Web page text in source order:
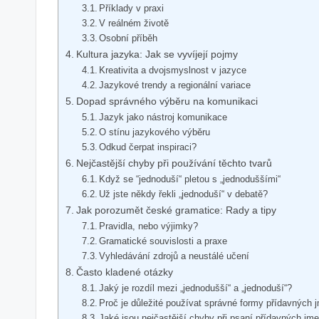
Příklady v praxi
V ⁢reálném ⁣životě
Osobní příběh
Kultura jazyka: Jak se vyvíjejí pojmy
Kreativita a dvojsmyslnost v jazyce
Jazykové trendy a regionální variace
Dopad správného⁢ výběru ⁢na komunikaci
Jazyk jako nástroj⁢ komunikace
O stínu⁣ jazykového výběru
Odkud čerpat inspiraci?
Nejčastější chyby při používání těchto ⁢tvarů
Když⁣ se ⁤“jednoduší“ ​pletou s „jednoduššími“
Už‌ jste někdy řekli „jednoduší“ v debatě?
Jak porozumět české gramatice: Rady a tipy
Pravidla, nebo výjimky?
Gramatické souvislosti ​a praxe
Vyhledávání zdrojů a neustálé učení
Často kladené otázky
Jaký je rozdíl mezi „jednodušší“ a „jednoduší“?
Proč je důležité‍ používat správné‍ formy ⁤přídavných